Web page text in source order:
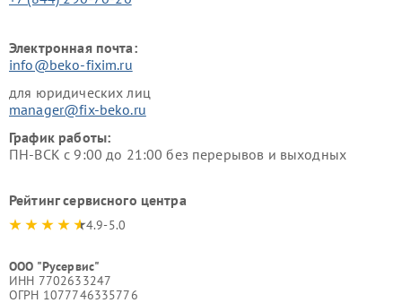
Электронная почта:
info@beko-fixim.ru
для юридических лиц
manager@fix-beko.ru
График работы:
ПН-ВСК с 9:00 до 21:00 без перерывов и выходных
Рейтинг сервисного центра
4.9-5.0
ООО "Русервис"
ИНН 7702633247
ОГРН 1077746335776